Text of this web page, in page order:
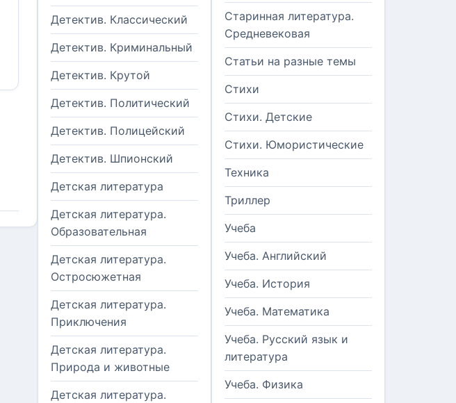
Детектив. Классический
Детектив. Криминальный
Детектив. Крутой
Детектив. Политический
Детектив. Полицейский
Детектив. Шпионский
Детская литература
Детская литература.
Образовательная
Детская литература.
Остросюжетная
Детская литература.
Приключения
Детская литература.
Природа и животные
Детская литература.
Старинная литература.
Средневековая
Статьи на разные темы
Стихи
Стихи. Детские
Стихи. Юмористические
Техника
Триллер
Учеба
Учеба. Английский
Учеба. История
Учеба. Математика
Учеба. Русский язык и
литература
Учеба. Физика